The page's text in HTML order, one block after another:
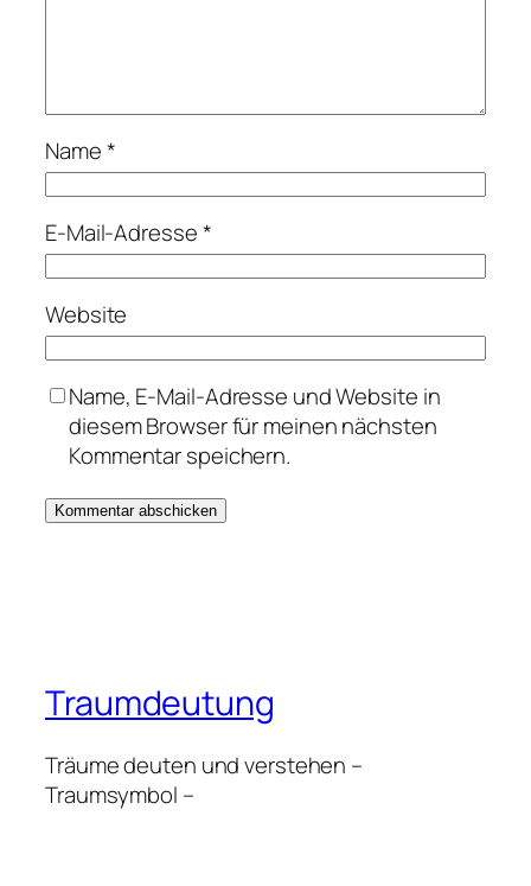
Name*
E-Mail-Adresse*
Website
Name, E-Mail-Adresse und Website in
diesem Browser für meinen nächsten
Kommentar speichern.
Traumdeutung
Träume deuten und verstehen –
Traumsymbol –